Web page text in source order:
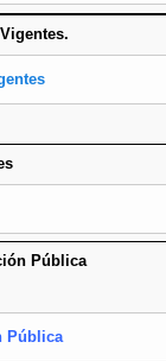
Pública
Pública